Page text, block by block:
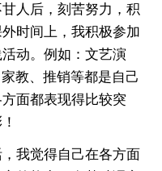
人后，刻苦努力，积
时间上，我积极参加
动。例如：文艺演
教、推销等都是自己
面都表现得比较突
我觉得自己在各方面